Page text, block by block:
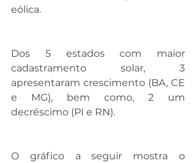
eólica.
Dos 5 estados com maior
cadastramento solar, 3
apresentaram crescimento (BA, CE
e MG), bem como, 2 um
decréscimo (PI e RN).
O gráfico a seguir mostra o